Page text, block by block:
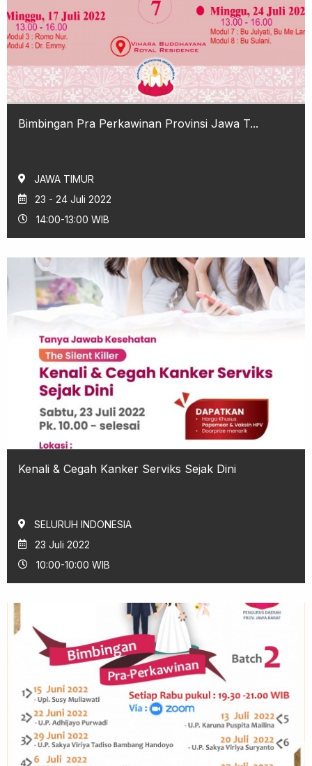
Bimbingan Pra Perkawinan Provinsi Jawa T...
JAWA TIMUR
23 - 24 Juli 2022
14:00-13:00 WIB
Kenali & Cegah Kanker Serviks Sejak Dini
SELURUH INDONESIA
23 Juli 2022
10:00-10:00 WIB